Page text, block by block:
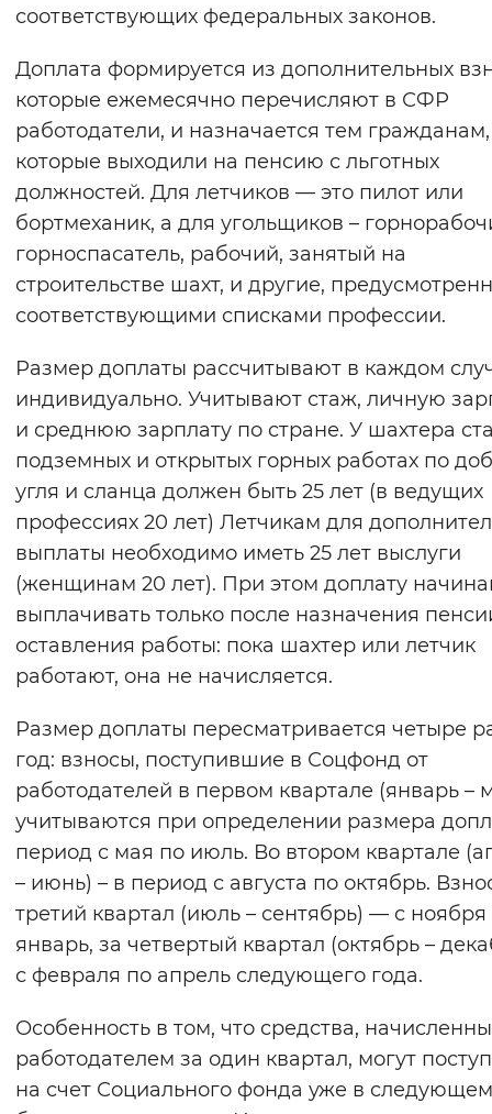
Звуковой ассистент
Воспроизвести Остановить
Вернуть стандартные настройки
соответствующих федеральных законов.
Доплата формируется из дополнительных
которые ежемесячно перечисляют в СФР
работодатели, и назначается тем гражданам,
которые выходили на пенсию с льготных
должностей. Для летчиков — это пилот или
бортмеханик, а для угольщиков –
горноспасатель, рабочий, занятый на
строительстве шахт, и другие,
соответствующими списками профессии.
Размер доплаты рассчитывают в каждом
индивидуально. Учитывают стаж, личную
и среднюю зарплату по стране. У шахтера
подземных и открытых горных работах по
угля и сланца должен быть 25 лет (в ведущих
профессиях 20 лет) Летчикам для
выплаты необходимо иметь 25 лет выслуги
(женщинам 20 лет). При этом доплату
выплачивать только после назначения
оставления работы: пока шахтер или летчик
работают, она не начисляется.
Размер доплаты пересматривается четыре
год: взносы, поступившие в Соцфонд от
работодателей в первом квартале (январь –
учитываются при определении размера
период с мая по июль. Во втором квартале
– июнь) – в период с августа по октябрь.
третий квартал (июль – сентябрь) — с ноября
январь, за четвертый квартал (октябрь –
с февраля по апрель следующего года.
Особенность в том, что средства,
работодателем за один квартал, могут
на счет Социального фонда уже в